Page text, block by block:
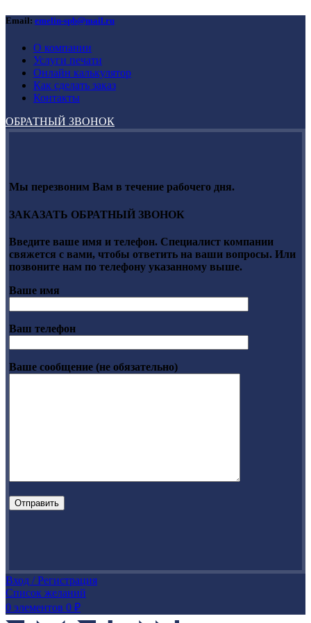
Email: emelin-spb@mail.ru
О компании
Услуги печати
Онлайн калькулятор
Как сделать заказ
Контакты
ОБРАТНЫЙ ЗВОНОК
Мы перезвоним Вам в течение рабочего дня.
ЗАКАЗАТЬ ОБРАТНЫЙ ЗВОНОК
Введите ваше имя и телефон. Специалист компании
свяжется с вами, чтобы ответить на ваши вопросы. Или
позвоните нам по телефону указанному выше.
Ваше имя
Ваш телефон
Ваше сообщение (не обязательно)
Вход / Регистрация
Список желаний
0 элементов 0 ₽